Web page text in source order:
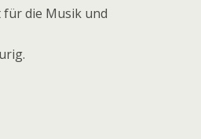
für die Musik und